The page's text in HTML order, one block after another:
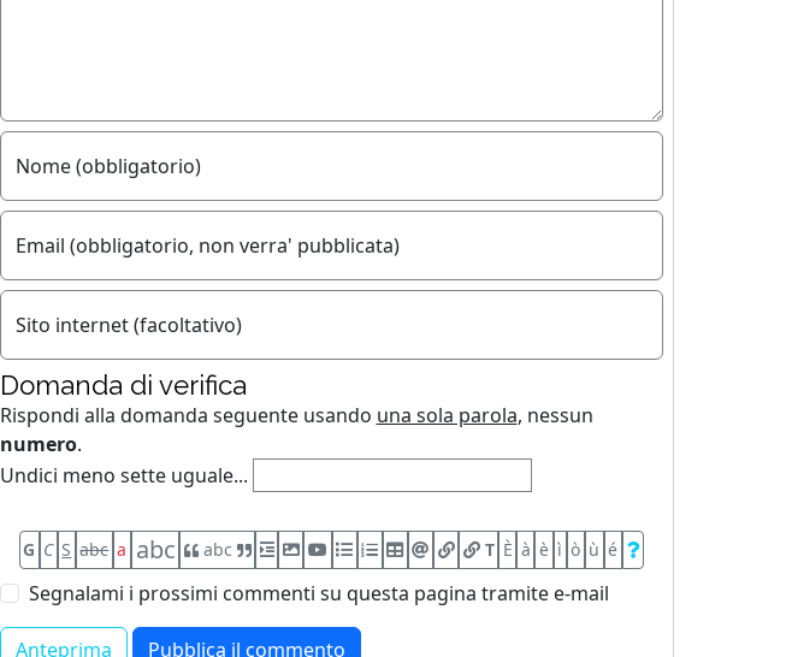
Nome (obbligatorio)
Email (obbligatorio, non verra' pubblicata)
Sito internet (facoltativo)
Domanda di verifica
Rispondi alla domanda seguente usando una sola parola, nessun
numero.
Undici meno sette uguale...
G C S abc a abc abc T È à è ì ò ù é
Segnalami i prossimi commenti su questa pagina tramite e-mail